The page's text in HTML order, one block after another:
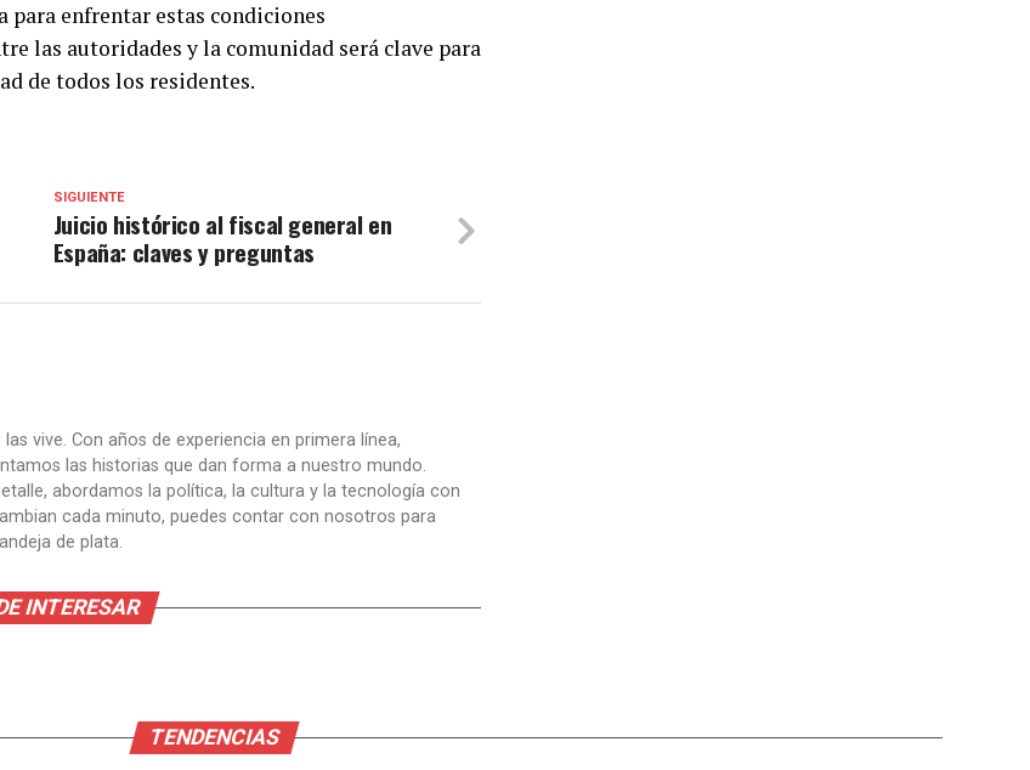
para enfrentar estas condiciones
las autoridades y la comunidad será clave para
de todos los residentes.
SIGUIENTE
Juicio histórico al fiscal general en
España: claves y preguntas
vive. Con años de experiencia en primera línea,
las historias que dan forma a nuestro mundo.
abordamos la política, la cultura y la tecnología con
cada minuto, puedes contar con nosotros para
de plata.
INTERESAR
TENDENCIAS